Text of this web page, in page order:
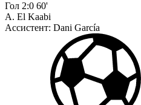
Гол 2:0 60'
A. El Kaabi
Ассистент: Dani García